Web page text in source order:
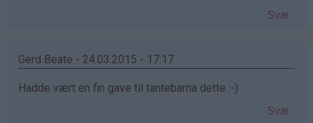
Svar
Gerd Beate - 24.03.2015 - 17:17
Hadde vært en fin gave til tantebarna dette :-)
Svar